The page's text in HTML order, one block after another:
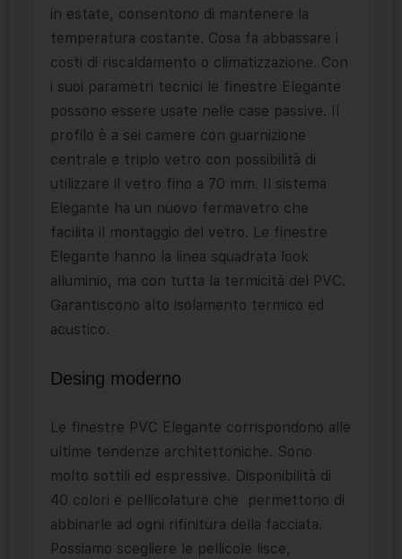
in estate, consentono di mantenere la
temperatura costante. Cosa fa abbassare i
costi di riscaldamento o climatizzazione. Con
i suoi parametri tecnici le finestre Elegante
possono essere usate nelle case passive. Il
profilo è a sei camere con guarnizione
centrale e triplo vetro con possibilità di
utilizzare il vetro fino a 70 mm. Il sistema
Elegante ha un nuovo fermavetro che
facilita il montaggio del vetro. Le finestre
Elegante hanno la linea squadrata look
alluminio, ma con tutta la termicità del PVC.
Garantiscono alto isolamento termico ed
acustico.
Desing moderno
Le finestre PVC Elegante corrispondono alle
ultime tendenze architettoniche. Sono
molto sottili ed espressive. Disponibilità di
40 colori e pellicolature che
permettono di
abbinarle ad ogni rifinitura della facciata.
Possiamo scegliere le pellicole lisce,